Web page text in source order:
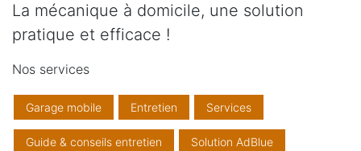
La mécanique à domicile, une solution
pratique et efficace !
Nos services
Garage mobile Entretien Services
Guide & conseils entretien Solution AdBlue